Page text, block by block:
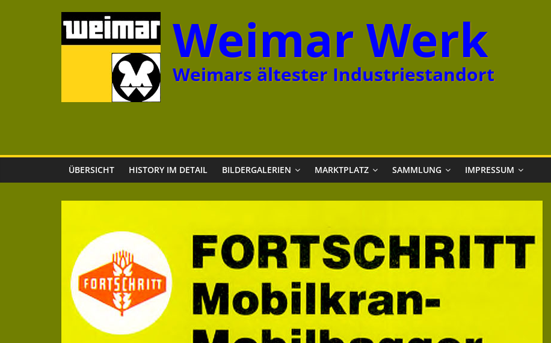
Weimar Werk
Weimars ältester Industriestandort
ÜBERSICHT HISTORY IM DETAIL BILDERGALERIEN MARKTPLATZ SAMMLUNG IMPRESSUM